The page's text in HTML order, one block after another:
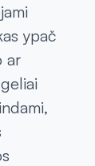
ypač
ar